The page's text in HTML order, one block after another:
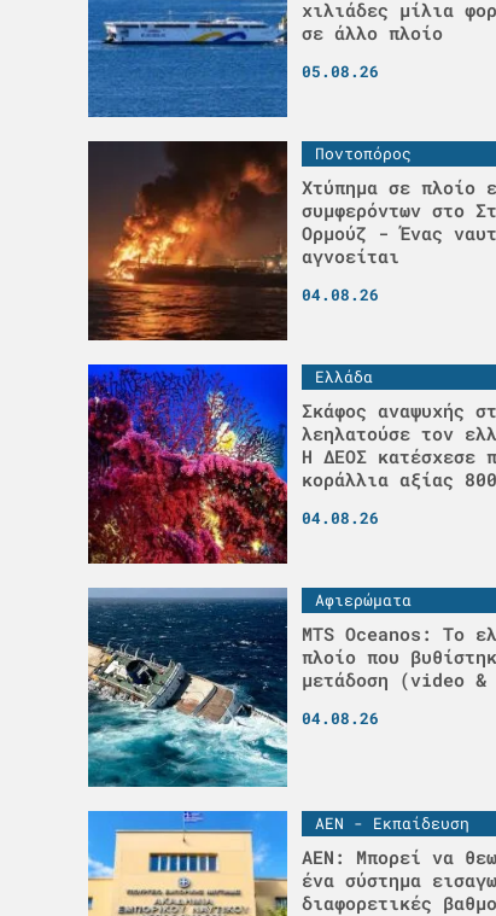
χιλιάδες μίλια
σε άλλο πλοίο
05.08.26
Ποντοπόρος
Χτύπημα σε πλοίο
συμφερόντων στο
Ορμούζ - Ένας
αγνοείται
04.08.26
Ελλάδα
Σκάφος αναψυχής
λεηλατούσε τον
H ΔΕΟΣ κατέσχεσε
κοράλλια αξίας
04.08.26
Αφιερώματα
MTS Oceanos: Το
πλοίο που
μετάδοση (video &
04.08.26
ΑΕΝ - Εκπαίδευση
ΑΕΝ: Μπορεί να
ένα σύστημα
διαφορετικές